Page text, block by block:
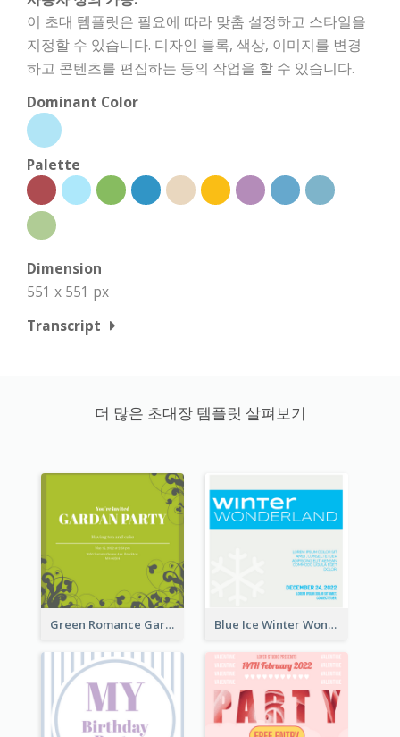
이 초대 템플릿은 필요에 따라 맞춤 설정하고 스타일을
지정할 수 있습니다. 디자인 블록, 색상, 이미지를 변경
하고 콘텐츠를 편집하는 등의 작업을 할 수 있습니다.
Dominant Color
Palette
Dimension
551 x 551 px
Transcript
더 많은 초대장 템플릿 살펴보기
Green Romance Garden Party Invitation Blue Ice Winter Wonderland Visit Invitation